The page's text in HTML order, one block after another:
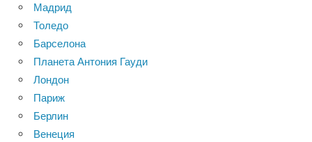
Мадрид
Толедо
Барселона
Планета Антония Гауди
Лондон
Париж
Берлин
Венеция